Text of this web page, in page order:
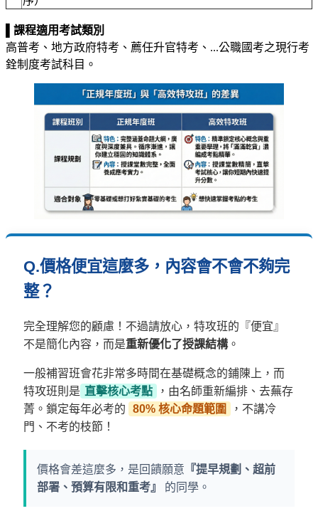
課程適用考試類別
高普考、地方政府特考、薦任升官特考、...公職國考之現行考
銓制度考試科目。
Q.價格便宜這麼多，內容會不會不夠完
整？
完全理解您的顧慮！不過請放心，特攻班的『便宜』
不是簡化內容，而是重新優化了授課結構。
一般補習班會花非常多時間在基礎概念的鋪陳上，而
特攻班則是 直擊核心考點
，由名師重新編排、去蕪存
菁。鎖定每年必考的
80% 核心命題範圍
，不講冷
門、不考的枝節！
價格會差這麼多，是回饋願意 『提早規劃、超前
部署、預算有限和重考』
的同學。